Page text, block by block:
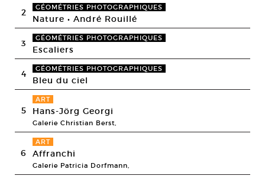
2 GÉOMÉTRIES PHOTOGRAPHIQUES
Nature • André Rouillé
3 GÉOMÉTRIES PHOTOGRAPHIQUES
Escaliers
4 GÉOMÉTRIES PHOTOGRAPHIQUES
Bleu du ciel
5
ART
Hans-Jörg Georgi
Galerie Christian Berst,
6
ART
Affranchi
Galerie Patricia Dorfmann,